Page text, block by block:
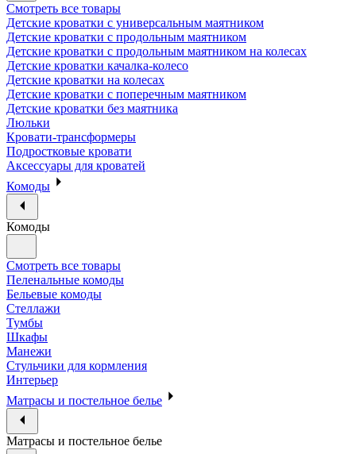
Смотреть все товары
Детские кроватки с универсальным маятником
Детские кроватки с продольным маятником
Детские кроватки с продольным маятником на колесах
Детские кроватки качалка-колесо
Детские кроватки на колесах
Детские кроватки с поперечным маятником
Детские кроватки без маятника
Люльки
Кровати-трансформеры
Подростковые кровати
Аксессуары для кроватей
Комоды
Комоды
Смотреть все товары
Пеленальные комоды
Бельевые комоды
Стеллажи
Тумбы
Шкафы
Манежи
Стульчики для кормления
Интерьер
Матрасы и постельное белье
Матрасы и постельное белье